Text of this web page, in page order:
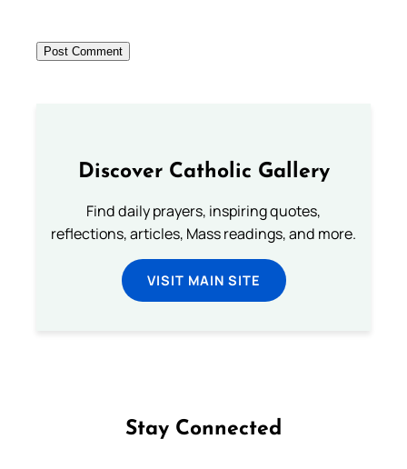
Discover Catholic Gallery
Find daily prayers, inspiring quotes,
reflections, articles, Mass readings, and more.
VISIT MAIN SITE
Stay Connected